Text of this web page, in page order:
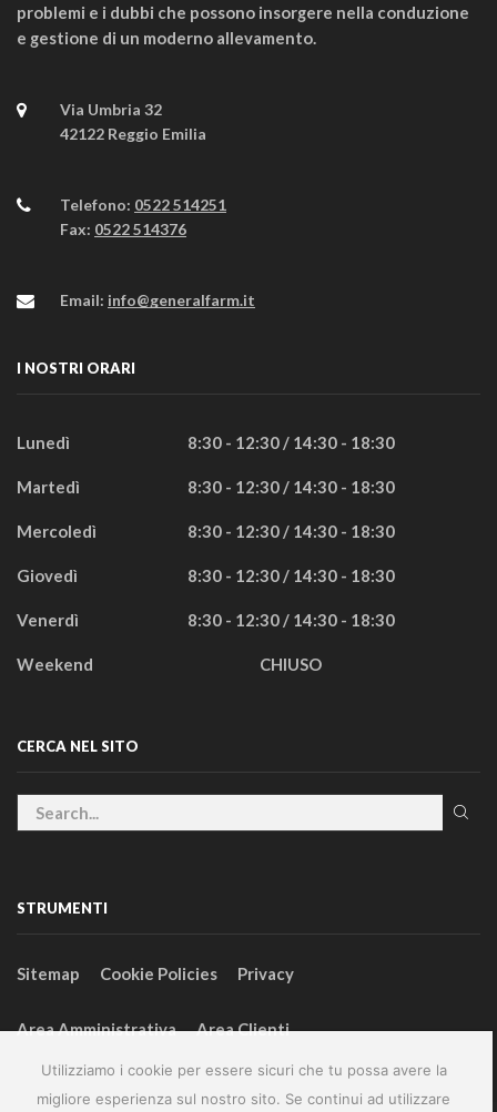
Utilizziamo i cookie per essere sicuri che tu possa avere la
migliore esperienza sul nostro sito. Se continui ad utilizzare
problemi e i dubbi che possono insorgere nella conduzione
e gestione di un moderno allevamento.
Via Umbria 32
42122 Reggio Emilia
Telefono: 0522 514251
Fax: 0522 514376
Email: info@generalfarm.it
I NOSTRI ORARI
Lunedì 8:30 - 12:30 / 14:30 - 18:30
Martedì 8:30 - 12:30 / 14:30 - 18:30
Mercoledì 8:30 - 12:30 / 14:30 - 18:30
Giovedì 8:30 - 12:30 / 14:30 - 18:30
Venerdì 8:30 - 12:30 / 14:30 - 18:30
Weekend CHIUSO
CERCA NEL SITO
STRUMENTI
Sitemap Cookie Policies Privacy
Area Amministrativa Area Clienti